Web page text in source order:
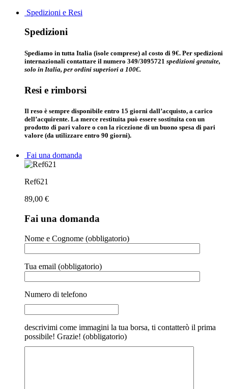
Spedizioni e Resi
Spedizioni
Spediamo in tutta Italia (isole comprese) al costo di 9€. Per spedizioni
internazionali contattare il numero 349/3095721 spedizioni gratuite,
solo in Italia, per ordini superiori a 100€.
Resi e rimborsi
Il reso è sempre disponibile entro 15 giorni dall’acquisto, a carico
dell’acquirente. La merce restituita può essere sostituita con un
prodotto di pari valore o con la ricezione di un buono spesa di pari
valore (da utilizzare entro 90 giorni).
Fai una domanda
Ref621
89,00 €
Fai una domanda
Nome e Cognome (obbligatorio)
Tua email (obbligatorio)
Numero di telefono
descrivimi come immagini la tua borsa, ti contatterò il prima
possibile! Grazie! (obbligatorio)